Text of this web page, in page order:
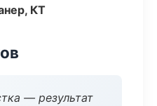
КТ
— результат